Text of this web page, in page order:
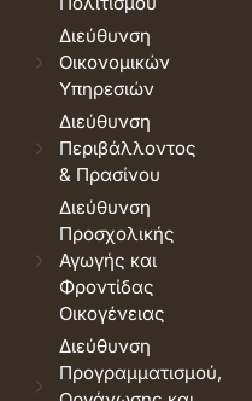
Διεύθυνση
Οικονομικών
Υπηρεσιών
Διεύθυνση
Περιβάλλοντος
& Πρασίνου
Διεύθυνση
Προσχολικής
Αγωγής και
Φροντίδας
Οικογένειας
Διεύθυνση
Προγραμματισμού,